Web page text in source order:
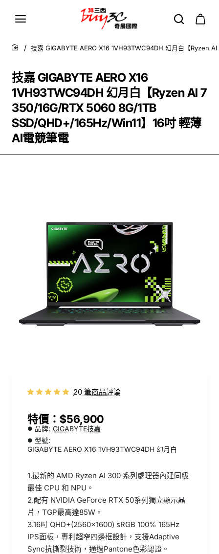
技嘉 GIGABYTE AERO X16
1VH93TWC94DH 幻月白【Ryzen Al 7
350/16G/RTX 5060 8G/1TB
SSD/QHD+/165Hz/Win11】16吋 輕薄
AI電競筆電
home
技嘉 GIGABYTE AERO X16 1VH93TWC94DH 幻月白【Ryzen
20 筆商品評論
$56,900
品牌: GIGABYTE技嘉
型號:
GIGABYTE AERO X16 1VH93TWC94DH 幻月白
1.最新的 AMD Ryzen AI 300 系列處理器內建同級
最佳 CPU 和 NPU。
2.配有 NVIDIA GeForce RTX 50系列獨立顯示晶
片，TGP最高達85W。
3.16吋 QHD+(2560x1600) sRGB 100% 165Hz
IPS面板，專利超窄四邊框設計，支援Adaptive
Sync抗撕裂技術，通過Pantone色彩認證。